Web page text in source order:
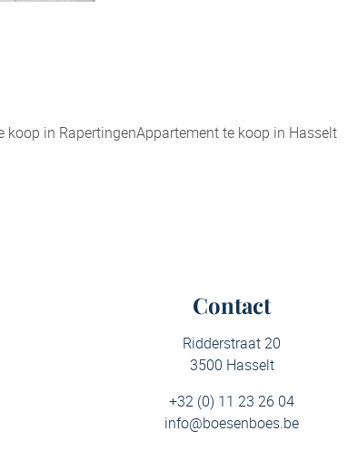
koop in RapertingenAppartement te koop in Hasselt
Contact
Ridderstraat 20
3500 Hasselt
+32 (0) 11 23 26 04
info@boesenboes.be